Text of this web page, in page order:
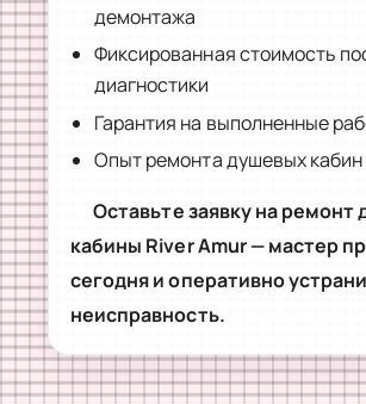
демонтажа
Фиксированная стоимость
диагностики
Гарантия на выполненные
Опыт ремонта душевых кабин
Оставьте заявку на ремонт
кабины River Amur — мастер
сегодня и оперативно
неисправность.